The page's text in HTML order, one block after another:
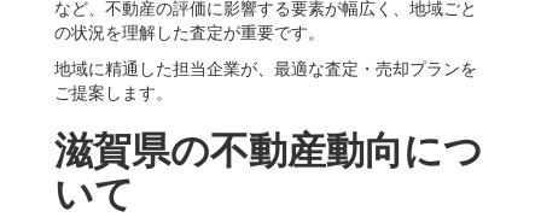
など、不動産の評価に影響する要素が幅広く、地域ごと
の状況を理解した査定が重要です。
地域に精通した担当企業が、最適な査定・売却プランを
ご提案します。
滋賀県の不動産動向につ
いて